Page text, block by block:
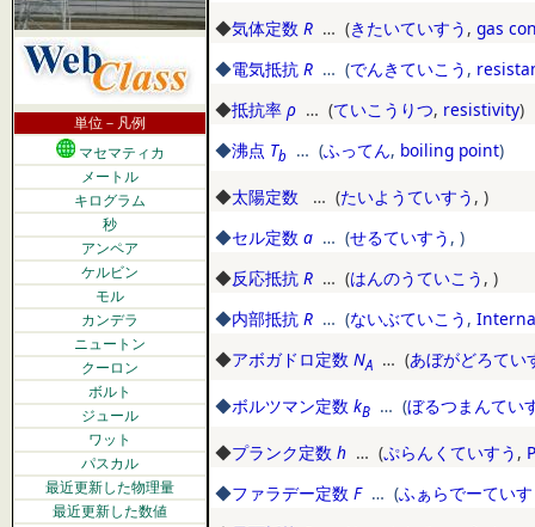
単位－凡例
マセマティカ
メートル
キログラム
秒
アンペア
ケルビン
モル
カンデラ
ニュートン
クーロン
ボルト
ジュール
ワット
パスカル
最近更新した物理量
最近更新した数値
◆気体定数 R … (きたいていすう , gas
◆電気抵抗 R … (でんきていこう ,
◆抵抗率 ρ … (ていこうりつ, resistivity)
◆沸点 Tb … (ふってん, boiling point)
◆太陽定数 … (たいようていすう , )
◆セル定数 a … (せるていすう , )
◆反応抵抗 R … (はんのうていこう , )
◆内部抵抗 R … (ないぶていこう ,
◆アボガドロ定数 NA … (あぼがどろてい
◆ボルツマン定数 kB … (ぼるつまんてい
◆プランク定数 h … (ぷらんくていすう ,
◆ファラデー定数 F… (ふぁらでーてい